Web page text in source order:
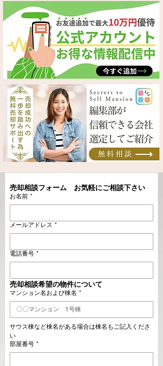
売却相談フォーム　お気軽にご相談下さい
お名前 *
メールアドレス *
電話番号 *
売却相談希望の物件について
マンション名および棟名 *
サウス棟など棟名がある場合は棟名もご記入くださ
い
部屋番号 *